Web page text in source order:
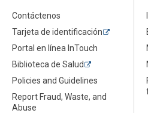
Contáctenos
Tarjeta de identificación
Portal en línea InTouch
Biblioteca de Salud
Policies and Guidelines
Report Fraud, Waste, and
Abuse